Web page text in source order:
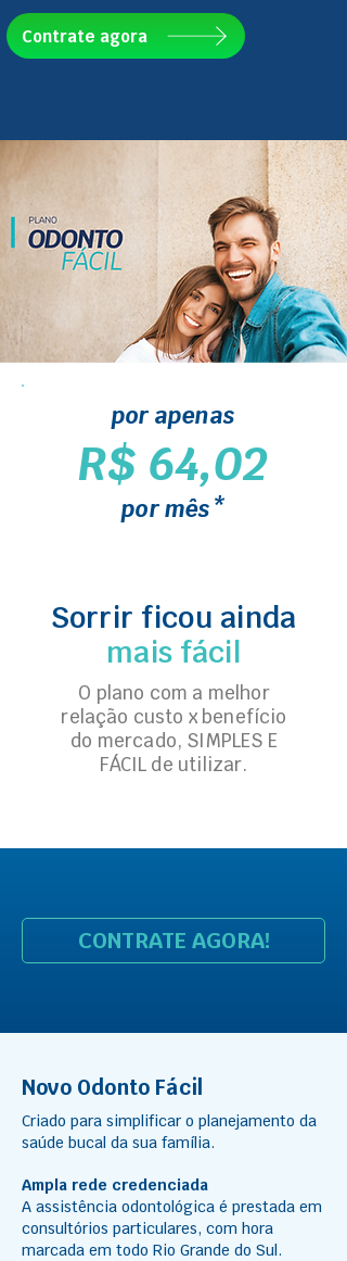
Contrate agora
por apenas
R$ 64,02
por mês*
Sorrir ficou ainda
mais fácil
O plano com a melhor
relação custo x benefício
do mercado, SIMPLES E
FÁCIL de utilizar.
CONTRATE AGORA!
Novo Odonto Fácil
Criado para simplificar o planejamento da
saúde bucal da sua família.
Ampla rede credenciada
A assistência odontológica é prestada em
consultórios particulares, com hora
marcada em todo Rio Grande do Sul.